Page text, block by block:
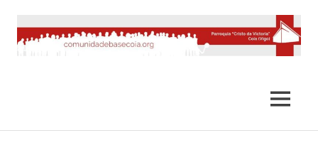
contenido
MENÚ